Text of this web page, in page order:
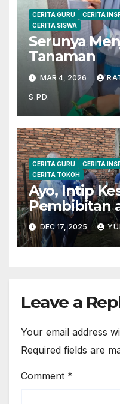
CERITA GURU CERITA
CERITA SISWA
Serunya
Tanaman
MAR 4, 2026
S.PD.
CERITA GURU CERITA
CERITA TOKOH
Ayo, Intip
Pembibitan
Yayasan Al
DEC 17, 2025
Leave a
Your email address
Required fields are
Comment *